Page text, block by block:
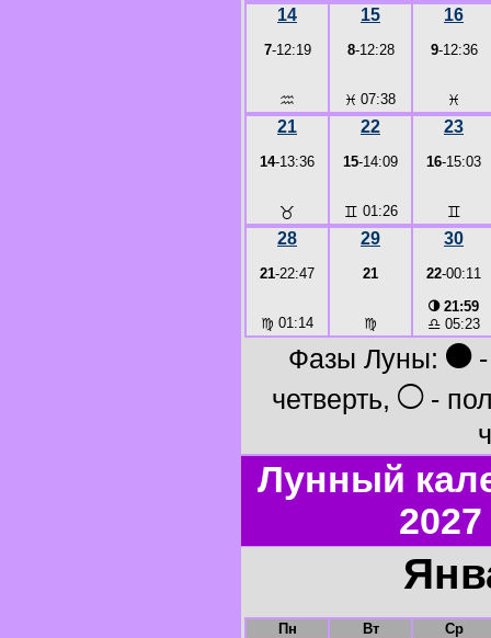
14
7-12:19
♒
15
8-12:28
♓ 07:38
16
9-12:36
♓
21
14-13:36
♉
22
15-14:09
♊ 01:26
23
16-15:03
♊
28
21-22:47
♍ 01:14
29
21
♍
30
22-00:11
◑21:59
♎ 05:23
Фазы Луны: ●-
четверть, ○-
Лунный
Пн Вт Ср